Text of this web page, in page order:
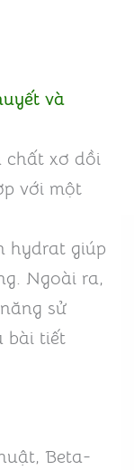
và
chất xơ dồi
với một
hydrat giúp
Ngoài ra,
sử
bài tiết
Beta-